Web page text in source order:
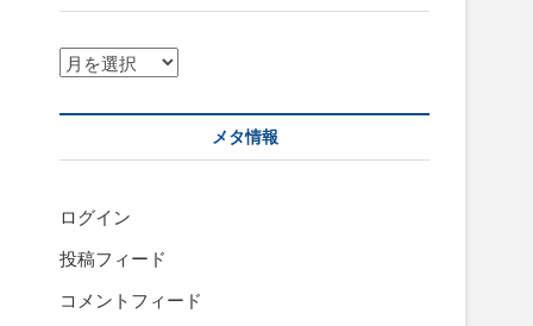
ア
ー
カ
ブ
メタ情報
ログイン
投稿フィード
コメントフィード